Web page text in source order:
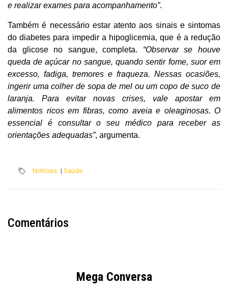
e realizar exames para acompanhamento”.
Também é necessário estar atento aos sinais e sintomas
do diabetes para impedir a hipoglicemia, que é a redução
da glicose no sangue, completa. “Observar se houve
queda de açúcar no sangue, quando sentir fome, suor em
excesso, fadiga, tremores e fraqueza. Nessas ocasiões,
ingerir uma colher de sopa de mel ou um copo de suco de
laranja. Para evitar novas crises, vale apostar em
alimentos ricos em fibras, como aveia e oleaginosas. O
essencial é consultar o seu médico para receber as
orientações adequadas”, argumenta.
Notícias | Saúde
Comentários
Mega Conversa